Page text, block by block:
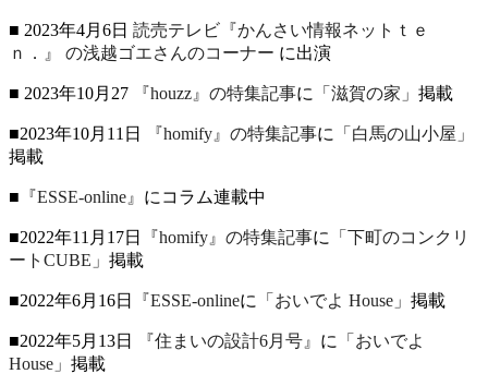
■ 2023年4月6日 読売テレビ『かんさい情報ネットｔｅ
ｎ．』 の浅越ゴエさんのコーナー に出演
■ 2023年10月27 『houzz』の特集記事に 「滋賀の家」 掲載
■2023年10月11日 『homify』の特集記事に
「白馬の山小屋」
掲載
■ 『ESSE-online』 にコラム連載中
■2022年11月17日 『homify』の特集記事に
「下町のコンクリ
ートCUBE」 掲載
■2022年6月16日 『ESSE-onlineに 「おいでよ House」 掲載
■2022年5月13日 『住まいの設計6月号』 に
「おいでよ
House」 掲載